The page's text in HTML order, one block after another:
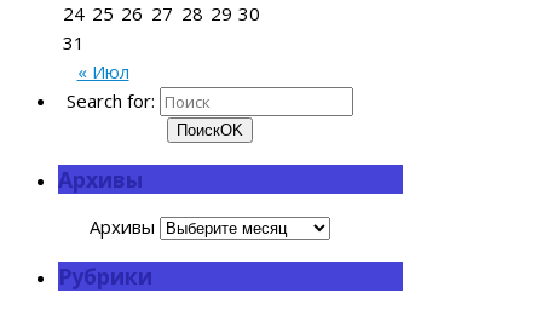
« Июл
24 25 26 27 28 29 30
31
Search for:
ПоискOK
Архивы
Архивы
Рубрики